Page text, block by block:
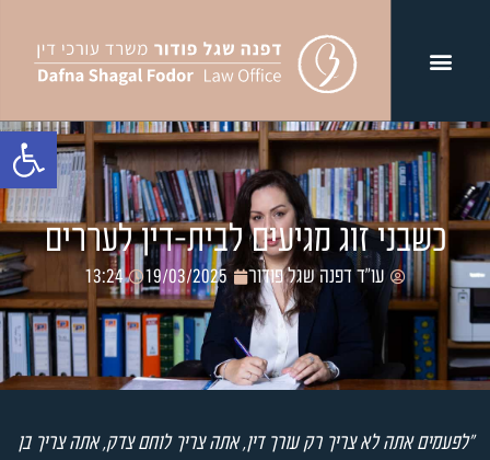
פתח סרגל
כשבני זוג מגיעים לבית-דין לעררים
עו"ד דפנה שגל פודור 19/03/2025
13:24
"לפעמים אתה לא צריך רק עורך דין, אתה צריך לוחם צדק, אתה צריך בן